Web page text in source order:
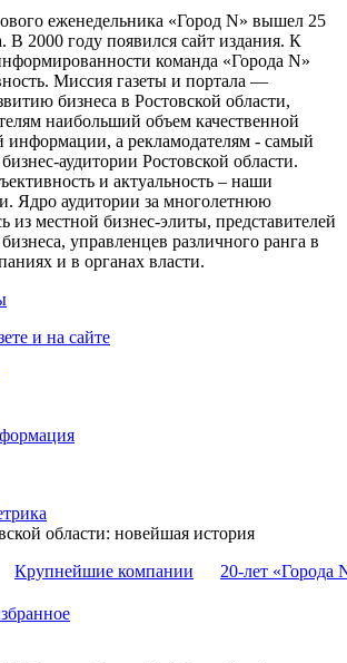
еженедельника «Город N» вышел 25
В 2000 году появился сайт издания. К
команда «Города N»
Миссия газеты и портала —
бизнеса в Ростовской области,
наибольший объем качественной
информации, а рекламодателям - самый
аудитории Ростовской области.
и актуальность – наши
Ядро аудитории за многолетнюю
из местной бизнес-элиты, представителей
управленцев различного ранга в
и в органах власти.
и на сайте
области: новейшая история
Крупнейшие компании 20-лет «Города